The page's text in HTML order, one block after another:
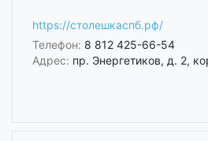
https://столешкаспб.рф/
Телефон: 8 812 425-66-54
Адрес: пр. Энергетиков, д. 2,